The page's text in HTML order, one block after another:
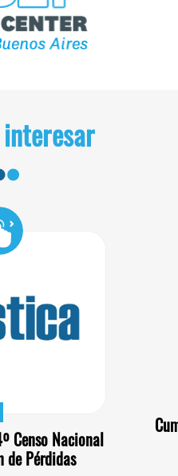
Censo Nacional
de Pérdidas